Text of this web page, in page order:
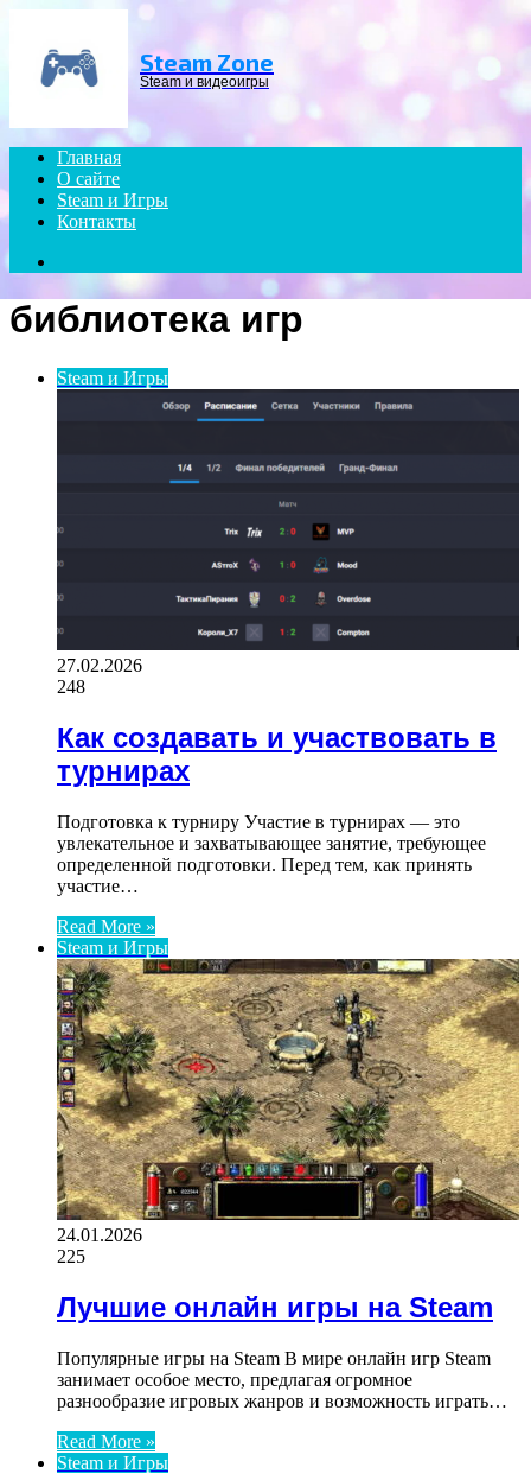
Steam Zone
Steam и видеоигры
Главная
О сайте
Steam и Игры
Контакты
библиотека игр
Steam и Игры
27.02.2026
248
Как создавать и участвовать в
турнирах
Подготовка к турниру Участие в турнирах — это
увлекательное и захватывающее занятие, требующее
определенной подготовки. Перед тем, как принять
участие…
Read More »
Steam и Игры
24.01.2026
225
Лучшие онлайн игры на Steam
Популярные игры на Steam В мире онлайн игр Steam
занимает особое место, предлагая огромное
разнообразие игровых жанров и возможность играть…
Read More »
Steam и Игры